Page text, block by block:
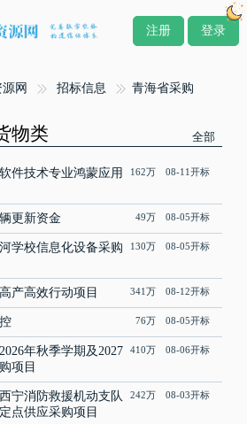
注册 登录
网 招标信息 青海省采购
物类 全部
件技术专业鸿蒙应用
162万 08-11开标
更新资金 49万 08-05开标
学校信息化设备采购
130万 08-05开标
产高效行动项目 341万 08-12开标
76万 08-05开标
年秋季学期及2027
项目
410万 08-06开标
宁消防救援机动支队
点供应采购项目
242万 08-03开标